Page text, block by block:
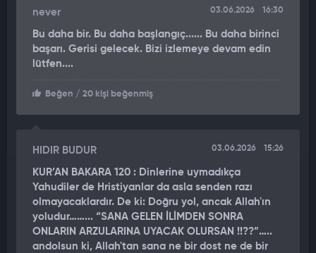
never 03.06.2026 16:30
Bu daha bir. Bu daha başlangıç...... Bu daha birinci
başarı. Gerisi gelecek. Bizi izlemeye devam edin
lütfen....
Beğen / 20 kişi beğenmiş
HIDIR BUDUR 03.06.2026 15:26
KUR’AN BAKARA 120 : Dinlerine uymadıkça
Yahudiler de Hristiyanlar da asla senden razı
olmayacaklardır. De ki: Doğru yol, ancak Allah'ın
yoludur……... “SANA GELEN İLİMDEN SONRA
ONLARIN ARZULARINA UYACAK OLURSAN !!??”…..
andolsun ki, Allah'tan sana ne bir dost ne de bir